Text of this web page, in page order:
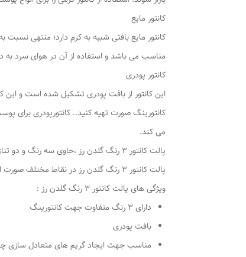
کانتور مایع
کانتور مایع بافتی شبیه به کرم دارد؛ منتهی
مناسب می باشد و استفاده از آن در هوای سرد
کانتور پودری
این کانتور از بافت پودری تشکیل شده است و
کانتورینگ صورت تهیه کنید.. کانتورپودری برای
می کند.
پالت کانتور 3 رنگ گلدن رز ،حاوی سه
پالت کانتور 3 رنگ گلدن رز در نقاط مختلف صورت استفاده می‌گردد تا در نهایت چهره متعادل سازی شده و بهترین شکل خود را داشته باشد.
ویژگی های پالت کانتور 3 رنگ گلدن رز :
دارای 3 رنگ متفاوت جهت کانتورینگ
بافت پودری
مناسب جهت ایجاد گریم های متعادل سازی